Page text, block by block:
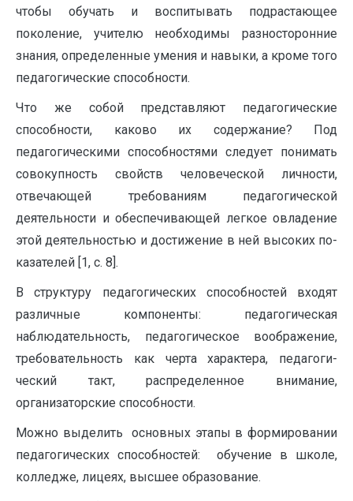
чтобы обучать и воспиты­вать подрастающее
поколение, учителю необходимы разносторонние
знания, определенные умения и навыки, а кроме того
педагогические спо­собности.
Что же собой представляют педагогические
способности, ка­ково их содержание? Под
педагогическими способностями следует понимать
совокупность свойств человеческой личности,
отвечающей требова­ниям педагогической
деятельности и обеспечивающей легкое овладение
этой деятельностью и достижение в ней высоких по­
казателей [1, c. 8].
В структуру педагогических способностей входят
различные компоненты: педагогическая
наблюдательность, педагогическое воображение,
требовательность как черта характера, педагоги­
ческий такт, распределенное внимание,
организаторские способ­ности.
Можно выделить основных этапы в формировании
педагогических способностей: обучение в школе,
колледже, лицеях, высшее образование.